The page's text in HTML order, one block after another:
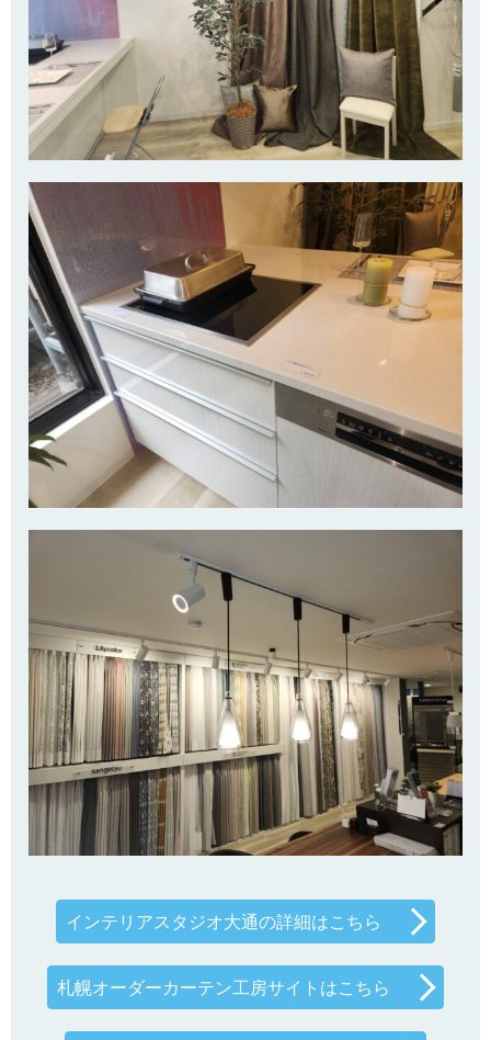
インテリアスタジオ大通の詳細はこちら
札幌オーダーカーテン工房サイトはこちら